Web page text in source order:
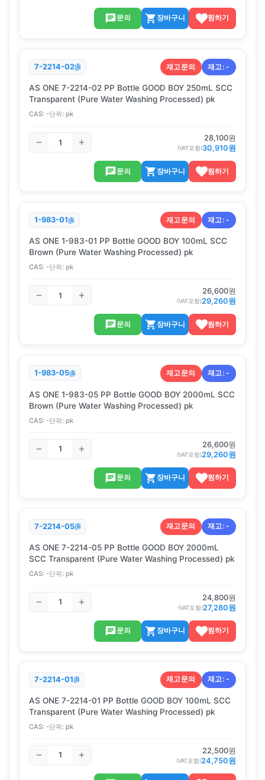
문의 장바구니 찜하기
7-2214-02 재고문의 재고:-
AS ONE 7-2214-02 PP Bottle GOOD BOY 250mL SCC
Transparent (Pure Water Washing Processed) pk
CAS: -단위: pk
28,100원
(VAT포함)30,910원
문의 장바구니 찜하기
1-983-01 재고문의 재고:-
AS ONE 1-983-01 PP Bottle GOOD BOY 100mL SCC
Brown (Pure Water Washing Processed) pk
CAS: -단위: pk
26,600원
(VAT포함)29,260원
문의 장바구니 찜하기
1-983-05 재고문의 재고:-
AS ONE 1-983-05 PP Bottle GOOD BOY 2000mL SCC
Brown (Pure Water Washing Processed) pk
CAS: -단위: pk
26,600원
(VAT포함)29,260원
문의 장바구니 찜하기
7-2214-05 재고문의 재고:-
AS ONE 7-2214-05 PP Bottle GOOD BOY 2000mL
SCC Transparent (Pure Water Washing Processed) pk
CAS: -단위: pk
24,800원
(VAT포함)27,280원
문의 장바구니 찜하기
7-2214-01 재고문의 재고:-
AS ONE 7-2214-01 PP Bottle GOOD BOY 100mL SCC
Transparent (Pure Water Washing Processed) pk
CAS: -단위: pk
22,500원
(VAT포함)24,750원